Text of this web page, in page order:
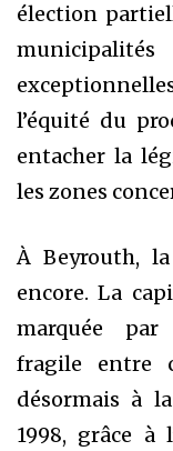
élection
l’équité du
entacher la
les zones
À Beyrouth,
encore. La
marquée
fragile entre
désormais à
1998, grâce à